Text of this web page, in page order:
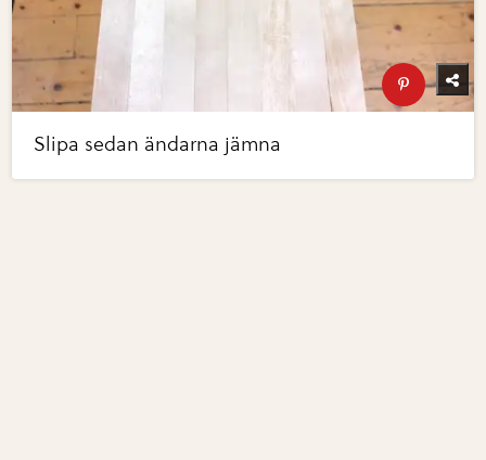
Slipa sedan ändarna jämna